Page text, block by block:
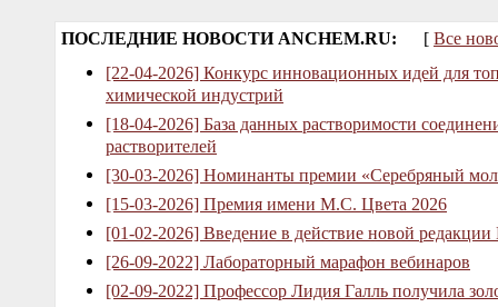
ПОСЛЕДНИЕ НОВОСТИ ANCHEM.RU: [ Все
[22-04-2026] Конкурс инновационных идей для
химической индустрий
[18-04-2026] База данных растворимости
растворителей
[30-03-2026] Номинанты премии «Серебряный
[15-03-2026] Премия имени М.С. Цвета 2026
[01-02-2026] Введение в действие новой
[26-09-2022] Лабораторный марафон вебинаров
[02-09-2022] Профессор Лидия Галль получила